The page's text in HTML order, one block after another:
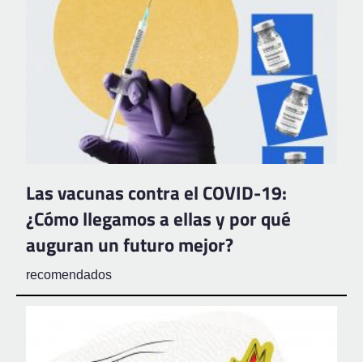
Las vacunas contra el COVID-19:
¿Cómo llegamos a ellas y por qué
auguran un futuro mejor?
recomendados